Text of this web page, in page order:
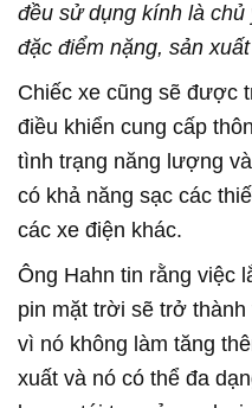
đều sử dụng kính là
đặc điểm nặng, sản
Chiếc xe cũng sẽ được
điều khiển cung cấp
tình trạng năng lượng
có khả năng sạc các
các xe điện khác.
Ông Hahn tin rằng việc
pin mặt trời sẽ trở
vì nó không làm tăng
xuất và nó có thể đa